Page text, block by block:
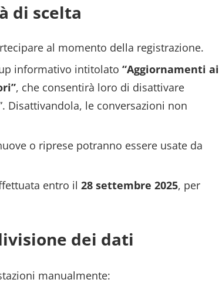
di scelta
al momento della registrazione.
informativo intitolato “Aggiornamenti ai
, che consentirà loro di disattivare
Disattivandola, le conversazioni non
o riprese potranno essere usate da
entro il 28 settembre 2025, per
dei dati
manualmente: